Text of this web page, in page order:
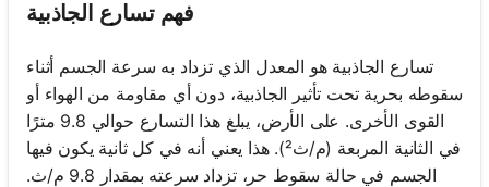
فهم تسارع الجاذبية
تسارع الجاذبية هو المعدل الذي تزداد به سرعة الجسم أثناء
سقوطه بحرية تحت تأثير الجاذبية، دون أي مقاومة من الهواء أو
القوى الأخرى. على الأرض، يبلغ هذا التسارع حوالي 9.8 مترًا
في الثانية المربعة (م/ث²). هذا يعني أنه في كل ثانية يكون فيها
الجسم في حالة سقوط حر، تزداد سرعته بمقدار 9.8 م/ث.